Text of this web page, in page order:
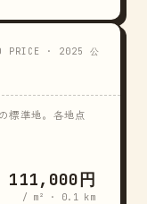
PRICE · 2025 公
標準地。各地点
111,000円
/ m² · 0.1 km